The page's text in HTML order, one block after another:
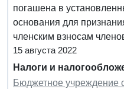
погашена в
основания для
членским взносам
15 августа 2022
Налоги и
Бюджетное учреждение